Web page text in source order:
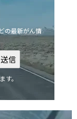
の最新がん情
す。